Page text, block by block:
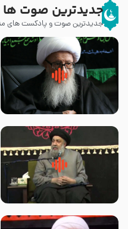
جدیدترین صوت ها
جدیدترین صوت و پادکست های
زوّار اربعین امام حسین (علیه
السلام) با این اشتیاق به زیارت
لقب حضرت رقیه سلام الله علیها به
چه معناست – حجت الاسلام علوی